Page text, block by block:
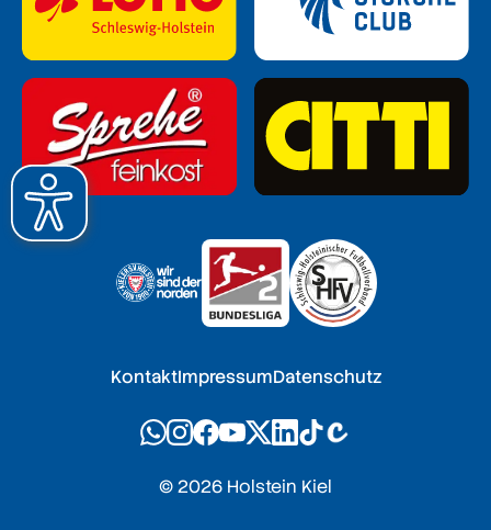
© 2026 Holstein Kiel
KontaktImpressumDatenschutz